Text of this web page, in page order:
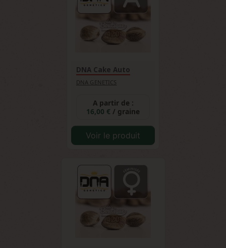
cette signature aromatique unique qui
distingue immédiatement cette génétique
californienne des autres variétés du marché.
DNA Cake Auto
DNA GENETICS
A partir de :
16,00 € / graine
Voir le produit